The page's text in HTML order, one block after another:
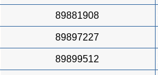
89881908
89897227
89899512